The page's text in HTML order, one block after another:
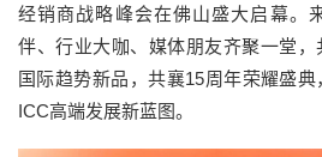
经销商战略峰会在佛山盛大启幕。
伴、行业大咖、媒体朋友齐聚一堂
国际趋势新品，共襄15周年荣耀盛
ICC高端发展新蓝图。